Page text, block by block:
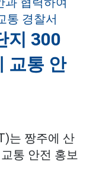
지 300
교통 안
는 짱주에 산
통 안전 홍보